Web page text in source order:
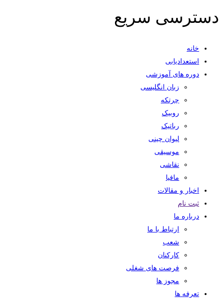
دسترسی سریع
خانه
استعدادیابی
دوره های آموزشی
زبان انگلیسی
چرتکه
روبیک
رباتیک
لیوان چینی
موسیقی
نقاشی
مافیا
اخبار و مقالات
ثبت نام
درباره ما
ارتباط با ما
شعب
کارکنان
فرصت های شغلی
مجوز ها
تعرفه ها